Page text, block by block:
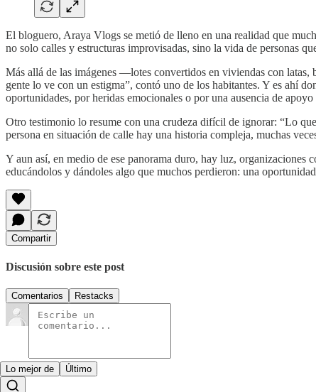
El bloguero, Araya Vlogs se metió de lleno en una realidad que
no solo calles y estructuras improvisadas, sino la vida de personas
Más allá de las imágenes —lotes convertidos en viviendas con
gente lo ve con un estigma”, contó uno de los habitantes. Y es ahí
oportunidades, por heridas emocionales o por una ausencia de
Otro testimonio lo resume con una crudeza difícil de ignorar: “Lo
persona en situación de calle hay una historia compleja, muchas
Y aun así, en medio de ese panorama duro, hay luz, organizaciones
educándolos y dándoles algo que muchos perdieron: una
Compartir
Discusión sobre este post
Comentarios Restacks
Lo mejor de Último